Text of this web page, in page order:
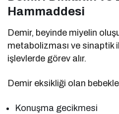
Hammaddesi
Demir, beyinde miyelin
metabolizması ve sinaptik
işlevlerde görev alır.
Demir eksikliği olan
Konuşma gecikmesi